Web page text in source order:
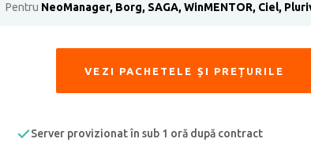
Pentru NeoManager, Borg, SAGA, WinMENTOR, Ciel,
VEZI PACHETELE ȘI PREȚURILE
Server provizionat în sub 1 oră după contract